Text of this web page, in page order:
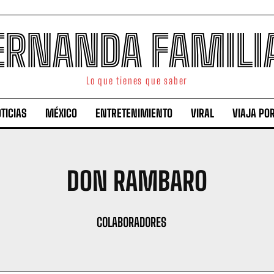
Lo que tienes que saber
MÉXICO ENTRETENIMIENTO VIRAL VIAJA
DON RAMBARO
COLABORADORES